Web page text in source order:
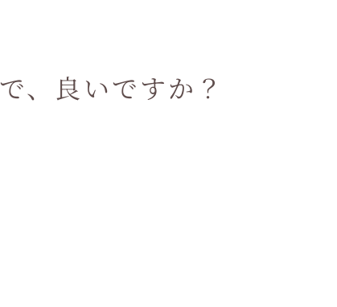
、良いですか？